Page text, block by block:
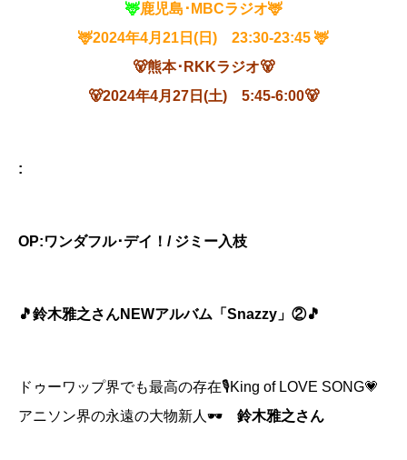
🦌鹿児島･ MBCラジオ🦌
🦌2024年4月21 日 ( 日 )
23:30-23:45 🦌
🐻熊本･RKKラジオ🐻
🐻2024年4月27日(土) 5:45-6:00🐻
:
OP:ワンダフル･デイ！ / ジミー入枝
🎵鈴木雅之さんNEWアルバム「Snazzy」②🎵
ドゥーワップ界でも最高の存在🎙King of LOVE SONG💗
アニソン界の永遠の大物新人🕶 鈴木雅之さん